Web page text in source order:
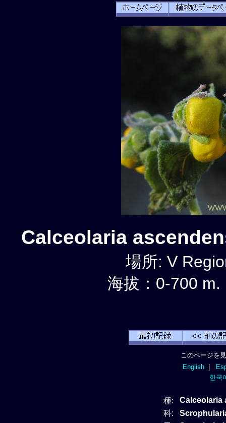
Calceolaria
場所: V
海拔：0-700
このページを
English|
한국
種:
科: